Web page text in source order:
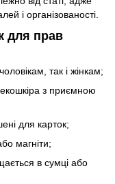
і організованості.
для прав
так і жінкам;
з приємною
для карток;
магніти;
в сумці або